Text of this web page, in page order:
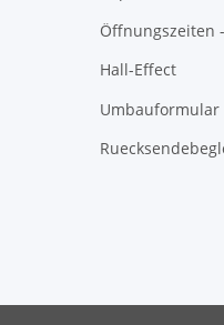
Öffnungszeiten
Hall-Effect
Umbauformular